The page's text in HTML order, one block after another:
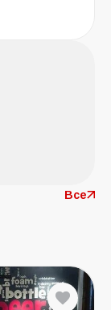
Все